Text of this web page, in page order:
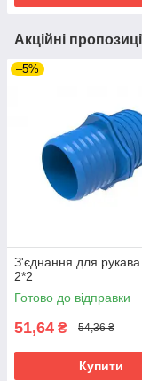
Акційні
–5%
З'єднання для
2*2
Готово до відправки
51,64 ₴ 54,36 ₴
Купити